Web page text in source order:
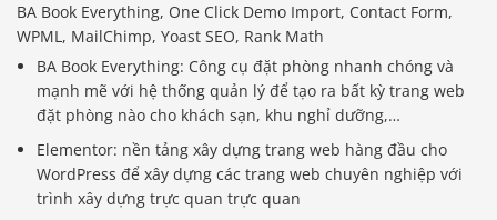
BA Book Everything, One Click Demo Import, Contact Form,
WPML, MailChimp, Yoast SEO, Rank Math
BA Book Everything: Công cụ đặt phòng nhanh chóng và
mạnh mẽ với hệ thống quản lý để tạo ra bất kỳ trang web
đặt phòng nào cho khách sạn, khu nghỉ dưỡng,…
Elementor: nền tảng xây dựng trang web hàng đầu cho
WordPress để xây dựng các trang web chuyên nghiệp với
trình xây dựng trực quan trực quan